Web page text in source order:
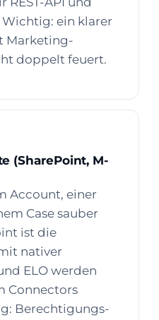
Wichtig: ein klarer
Marketing-
doppelt feuert.
(SharePoint, M-
Account, einer
Case sauber
ist die
nativer
ELO werden
Connectors
Berechtigungs-